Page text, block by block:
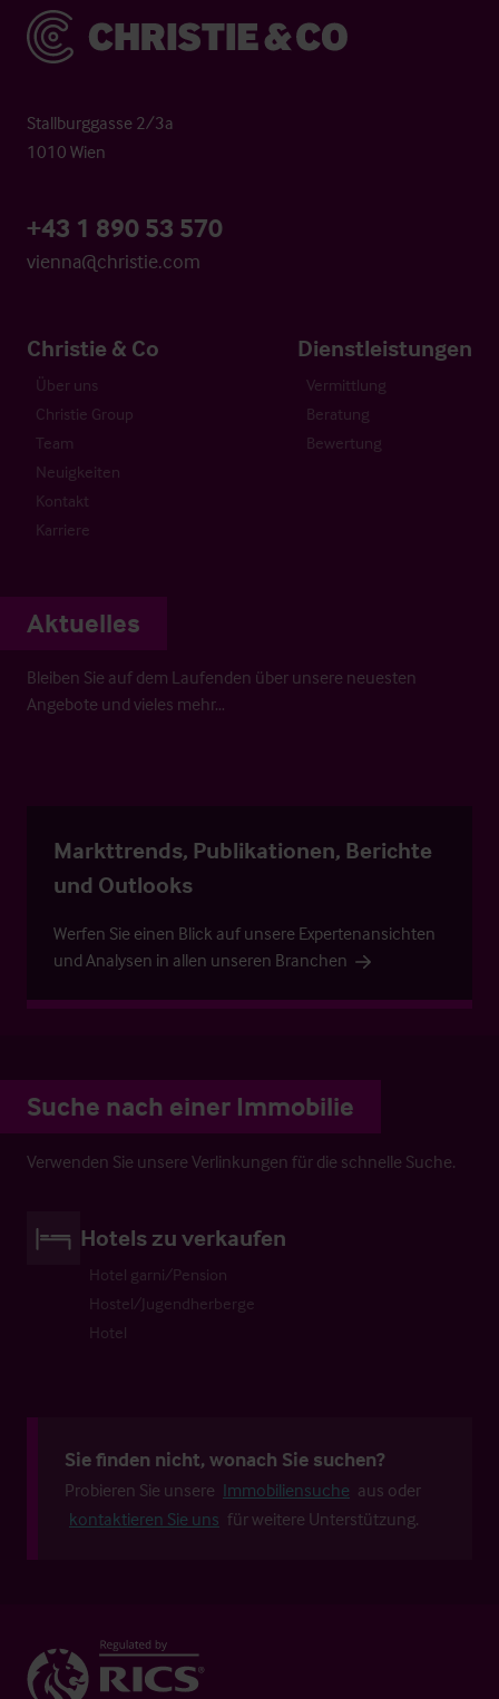
Christie & Co
Stallburggasse 2/3a
1010 Wien
+43 1 890 53 570
vienna@christie.com
Christie & Co
Über uns
Christie Group
Team
Neuigkeiten
Kontakt
Karriere
Dienstleistungen
Vermittlung
Beratung
Bewertung
Aktuelles
Bleiben Sie auf dem Laufenden über unsere neuesten
Angebote und vieles mehr…
Markttrends, Publikationen, Berichte
und Outlooks
Werfen Sie einen Blick auf unsere Expertenansichten
und Analysen in allen unseren Branchen
Suche nach einer Immobilie
Verwenden Sie unsere Verlinkungen für die schnelle Suche.
Hotels zu verkaufen
Hotel garni/Pension
Hostel/Jugendherberge
Hotel
Sie finden nicht, wonach Sie suchen?
Probieren Sie unsere Immobiliensuche aus oder
kontaktieren Sie uns für weitere Unterstützung.